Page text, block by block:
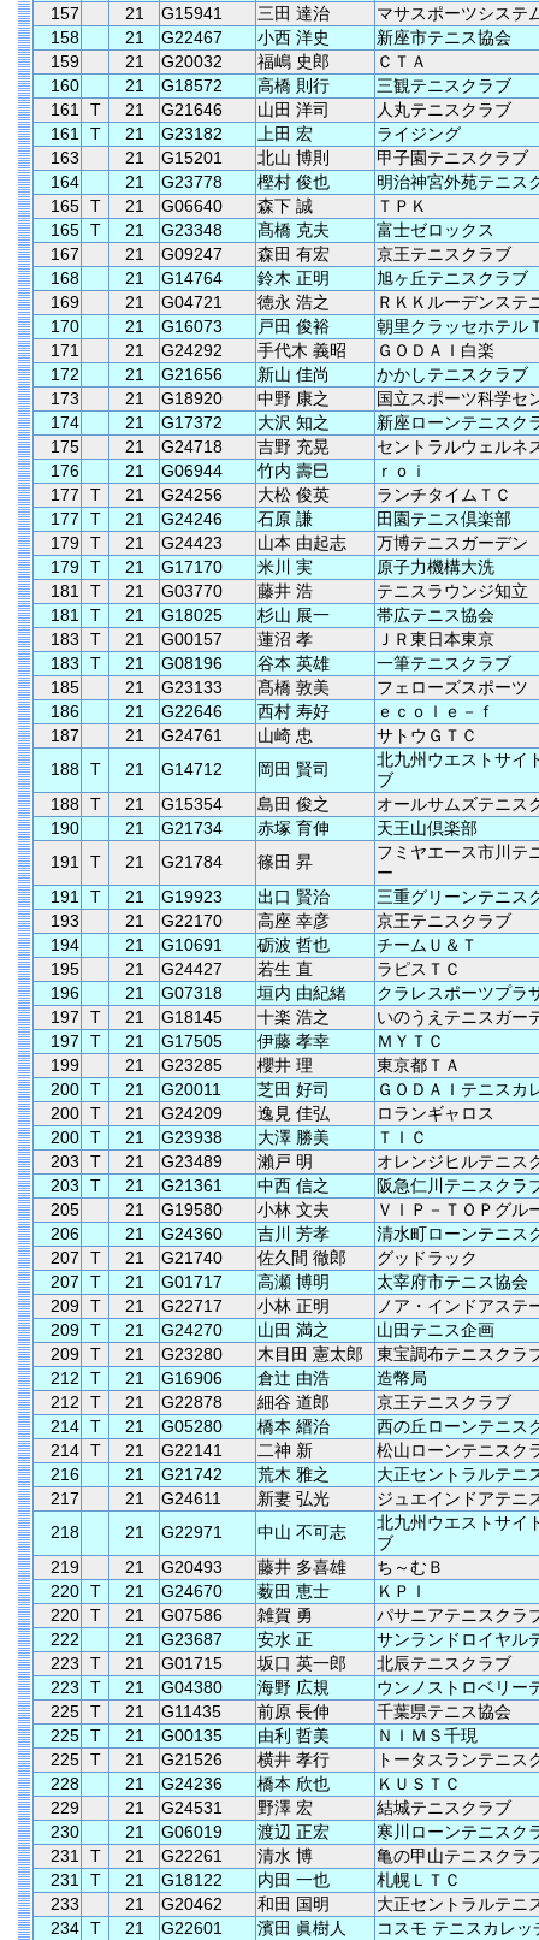
157 21 G15941 三田 達治
マサスポーツシステ
158
21 G22467 小西 洋史
新座市テニス協会
159
21 G20032 福嶋 史郎
ＣＴＡ
160
21 G18572 高橋 則行
三観テニスクラブ
161
T 21 G21646 山田 洋司
人丸テニスクラブ
161
T 21 G23182 上田 宏
ライジング
163
21 G15201 北山 博則
甲子園テニスクラブ
164
21 G23778 樫村 俊也
明治神宮外苑テニス
165 T 21 G06640 森下 誠
ＴＰＫ
165 T 21 G23348 髙橋 克夫
富士ゼロックス
167
21 G09247 森田 有宏
京王テニスクラブ
168
21 G14764 鈴木 正明
旭ヶ丘テニスクラブ
169
21 G04721 徳永 浩之
ＲＫＫルーデンステ
170
21 G16073 戸田 俊裕
朝里クラッセホテル
171
21 G24292 手代木 義昭
ＧＯＤＡＩ白楽
172
21 G21656 新山 佳尚
かかしテニスクラブ
173
21 G18920 中野 康之
国立スポーツ科学セ
174
21 G17372 大沢 知之
新座ローンテニスク
175
21 G24718 吉野 充晃
セントラルウェルネ
176
21 G06944 竹内 壽巳
ｒｏｉ
177
T 21 G24256 大松 俊英
ランチタイムＴＣ
177
T 21 G24246 石原 謙
田園テニス倶楽部
179 T 21 G24423 山本 由起志
万博テニスガーデン
179 T 21 G17170 米川 実
原子力機構大洗
181
T 21 G03770 藤井 浩
テニスラウンジ知立
181
T 21 G18025 杉山 展一
帯広テニス協会
183
T 21 G00157 蓮沼 孝
ＪＲ東日本東京
183
T 21 G08196 谷本 英雄
一筆テニスクラブ
185
21 G23133 髙橋 敦美
フェローズスポーツ
186
21 G22646 西村 寿好
ｅｃｏｌｅ－ｆ
187
21 G24761 山崎 忠
サトウＧＴＣ
188 T 21 G14712 岡田 賢司
北九州ウエストサイ
ブ
188 T 21 G15354 島田 俊之
オールサムズテニス
190
21 G21734 赤塚 育伸
天王山倶楽部
191
T 21 G21784 篠田 昇
フミヤエース市川テ
ー
191
T 21 G19923 出口 賢治
三重グリーンテニス
193
21 G22170 高座 幸彦
京王テニスクラブ
194
21 G10691 砺波 哲也
チームＵ＆Ｔ
195
21 G24427 若生 直
ラピスＴＣ
196
21 G07318 垣内 由紀緒
クラレスポーツプラ
197
T 21 G18145 十楽 浩之
いのうえテニスガー
197
T 21 G17505 伊藤 孝幸
ＭＹＴＣ
199
21 G23285 櫻井 理
東京都ＴＡ
200 T 21 G20011 芝田 好司
ＧＯＤＡＩテニスカ
200 T 21 G24209 逸見 佳弘
ロランギャロス
200 T 21 G23938 大澤 勝美
ＴＩＣ
203
T 21 G23489 瀨戸 明
オレンジヒルテニス
203
T 21 G21361 中西 信之
阪急仁川テニスクラ
205
21 G19580 小林 文夫
ＶＩＰ－ＴＯＰグル
206
21 G24360 吉川 芳孝
清水町ローンテニス
207
T 21 G21740 佐久間 徹郎
グッドラック
207
T 21 G01717 高瀬 博明
太宰府市テニス協会
209 T 21 G22717 小林 正明
ノア・インドアステ
209 T 21 G24270 山田 満之
山田テニス企画
209 T 21 G23280 木目田 憲太郎
東宝調布テニスクラ
212
T 21 G16906 倉辻 由浩
造幣局
212
T 21 G22878 細谷 道郎
京王テニスクラブ
214 T 21 G05280 橋本 縉治
西の丘ローンテニス
214 T 21 G22141 二神 新
松山ローンテニスク
216
21 G21742 荒木 雅之
大正セントラルテニ
217
21 G24611 新妻 弘光
ジュエインドアテニ
218
21 G22971 中山 不可志
北九州ウエストサイ
ブ
219
21 G20493 藤井 多喜雄
ち～むＢ
220 T 21 G24670 薮田 恵士
ＫＰＩ
220 T 21 G07586 雑賀 勇
パサニアテニスクラ
222
21 G23687 安水 正
サンランドロイヤル
223
T 21 G01715 坂口 英一郎
北辰テニスクラブ
223
T 21 G04380 海野 広規
ウンノストロベリー
225 T 21 G11435 前原 長伸
千葉県テニス協会
225 T 21 G00135 由利 哲美
ＮＩＭＳ千現
225 T 21 G21526 横井 孝行
トータスランテニス
228
21 G24236 橋本 欣也
ＫＵＳＴＣ
229
21 G24531 野澤 宏
結城テニスクラブ
230
21 G06019 渡辺 正宏
寒川ローンテニスク
231
T 21 G22261 清水 博
亀の甲山テニスクラ
231
T 21 G18122 内田 一也
札幌ＬＴＣ
233
21 G20462 和田 国明
大正セントラルテニ
234 T 21 G22601 濱田 眞樹人
コスモ テニスカレッ